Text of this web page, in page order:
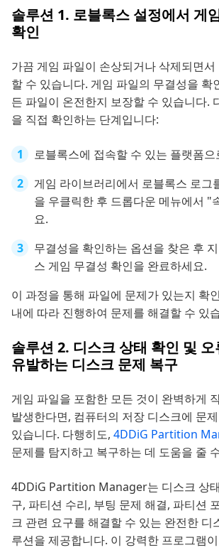
솔루션 1. 로블록스 설정에서 게
확인
가끔 게임 파일이 손상되거나 삭제되면서
할 수 있습니다. 게임 파일의 무결성을 확
든 파일이 온전한지 보장할 수 있습니다.
을 직접 확인하는 단계입니다:
로블록스에 접속할 수 있는 플랫폼
게임 라이브러리에서 로블록스 로그
을 우클릭한 후 드롭다운 메뉴에서 "
요.
무결성을 확인하는 옵션을 찾은 후
스 게임 무결성 확인을 완료하세요.
이 과정을 통해 파일에 문제가 있는지 확
내에 따라 진행하여 문제를 해결할 수 있
솔루션 2. 디스크 상태 확인 및
유발하는 디스크 문제 복구
게임 파일을 포함한 모든 것이 완벽하게
발생한다면, 컴퓨터의 저장 디스크에 문
있습니다. 다행히도, 4DDiG Partition
문제를 탐지하고 복구하는 데 도움을 줄
4DDiG Partition Manager는 디스크 상
구, 파티션 수리, 부팅 문제 해결, 파티션
크 관련 요구를 해결할 수 있는 완전한 디
루션을 제공합니다. 이 강력한 프로그램